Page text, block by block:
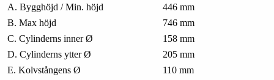
A. Bygghöjd / Min. höjd
446 mm
B. Max höjd
746 mm
C. Cylinderns inner Ø
158 mm
D. Cylinderns ytter Ø
205 mm
E. Kolvstångens Ø
110 mm